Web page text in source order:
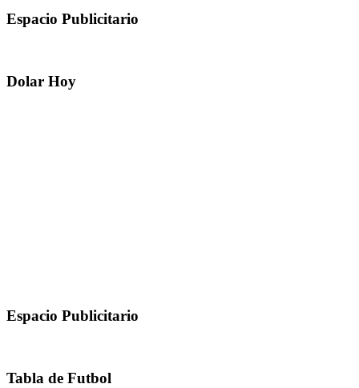
Espacio Publicitario
Dolar Hoy
Espacio Publicitario
Tabla de Futbol